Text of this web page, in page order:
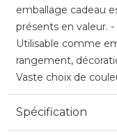
emballage cadeau
présents en valeur.
Utilisable comme
rangement,
Vaste choix de
Spécification